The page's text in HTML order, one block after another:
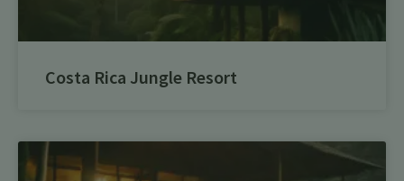
Costa Rica Jungle Resort